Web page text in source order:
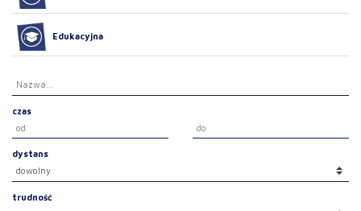
Edukacyjna
czas
dystans
trudność